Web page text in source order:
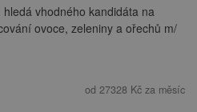
vhodného kandidáta na
ovoce, zeleniny a ořechů m/
od 27328 Kč za měsíc